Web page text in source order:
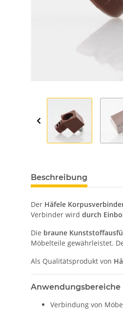
Beschreibung
Der Häfele
Verbinder wird durch
Die braune
Möbelteile gewährleistet.
Als Qualitätsprodukt von
Anwendungsbereiche
Verbindung von